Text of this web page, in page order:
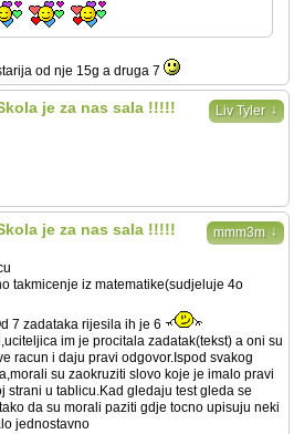
od nje 15g a druga 7
Liv Tyler ↓
je za nas sala !!!!!
mmm3m ↓
je za nas sala !!!!!
takmicenje iz matematike(sudjeluje 4o
7 zadataka rijesila ih je 6
im je procitala zadatak(tekst) a oni su
racun i daju pravi odgovor.Ispod svakog
su zaokruziti slovo koje je imalo pravi
strani u tablicu.Kad gledaju test gleda se
da su morali paziti gdje tocno upisuju neki
jednostavno